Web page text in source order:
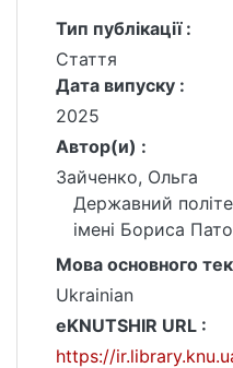
Тип публікації :
Стаття
Дата випуску :
2025
Автор(и) :
Зайченко, Ольга
Державний
імені Бориса
Мова основного
Ukrainian
eKNUTSHIR URL :
https://